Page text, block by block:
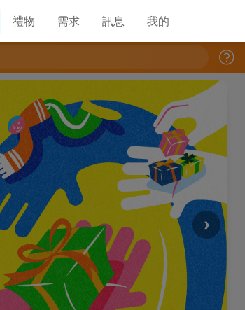
禮物 需求 訊息 我的
›